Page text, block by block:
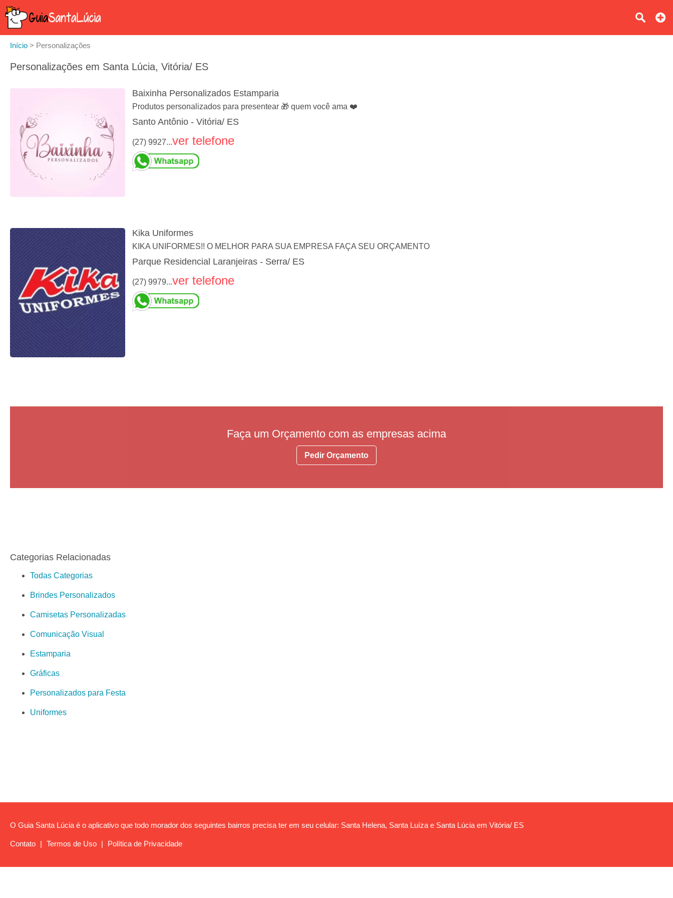
Início > Personalizações
Personalizações em Santa Lúcia, Vitória/ ES
Baixinha Personalizados Estamparia
Produtos personalizados para presentear 🎁 quem você ama ❤️
Santo Antônio - Vitória/ ES
(27) 9927...ver telefone
Kika Uniformes
KIKA UNIFORMES!! O MELHOR PARA SUA EMPRESA FAÇA SEU ORÇAMENTO
Parque Residencial Laranjeiras - Serra/ ES
(27) 9979...ver telefone
Faça um Orçamento com as empresas acima
Pedir Orçamento
Categorias Relacionadas
Todas Categorias
Brindes Personalizados
Camisetas Personalizadas
Comunicação Visual
Estamparia
Gráficas
Personalizados para Festa
Uniformes
O Guia Santa Lúcia é o aplicativo que todo morador dos seguintes bairros precisa ter em seu celular: Santa Helena, Santa Luíza e Santa Lúcia em Vitória/ ES
Contato | Termos de Uso | Política de Privacidade